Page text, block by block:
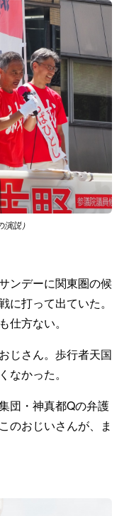
説）
ンデーに関東圏の候
打って出ていた。
仕方ない。
じさん。歩行者天国
なかった。
団・神真都Qの弁護
のおじいさんが、ま